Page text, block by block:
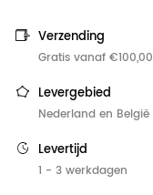
Verzending
Gratis vanaf €100,00
Levergebied
Nederland en België
Levertijd
1 - 3 werkdagen